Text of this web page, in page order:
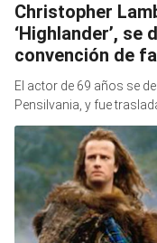
Christopher
‘Highlander’, se
convención de
El actor de 69 años se
Pensilvania, y fue